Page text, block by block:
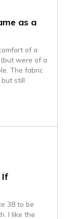
as a
of a
were of a
The fabric
still
If
38 to be
I like the